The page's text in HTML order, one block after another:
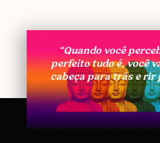
“Quando você
perfeito tudo é, você
cabeça para trás e rir